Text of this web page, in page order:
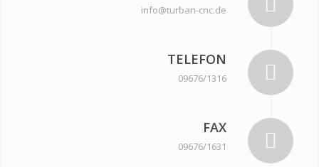
info@turban-cnc.de
TELEFON
09676/1316
FAX
09676/1631